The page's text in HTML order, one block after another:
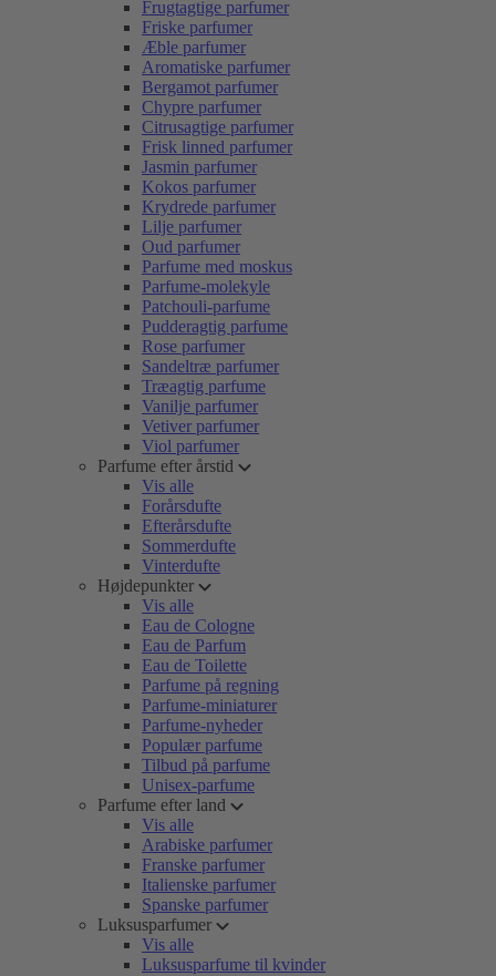
Frugtagtige parfumer
Friske parfumer
Æble parfumer
Aromatiske parfumer
Bergamot parfumer
Chypre parfumer
Citrusagtige parfumer
Frisk linned parfumer
Jasmin parfumer
Kokos parfumer
Krydrede parfumer
Lilje parfumer
Oud parfumer
Parfume med moskus
Parfume-molekyle
Patchouli-parfume
Pudderagtig parfume
Rose parfumer
Sandeltræ parfumer
Træagtig parfume
Vanilje parfumer
Vetiver parfumer
Viol parfumer
Parfume efter årstid
Vis alle
Forårsdufte
Efterårsdufte
Sommerdufte
Vinterdufte
Højdepunkter
Vis alle
Eau de Cologne
Eau de Parfum
Eau de Toilette
Parfume på regning
Parfume-miniaturer
Parfume-nyheder
Populær parfume
Tilbud på parfume
Unisex-parfume
Parfume efter land
Vis alle
Arabiske parfumer
Franske parfumer
Italienske parfumer
Spanske parfumer
Luksusparfumer
Vis alle
Luksusparfume til kvinder